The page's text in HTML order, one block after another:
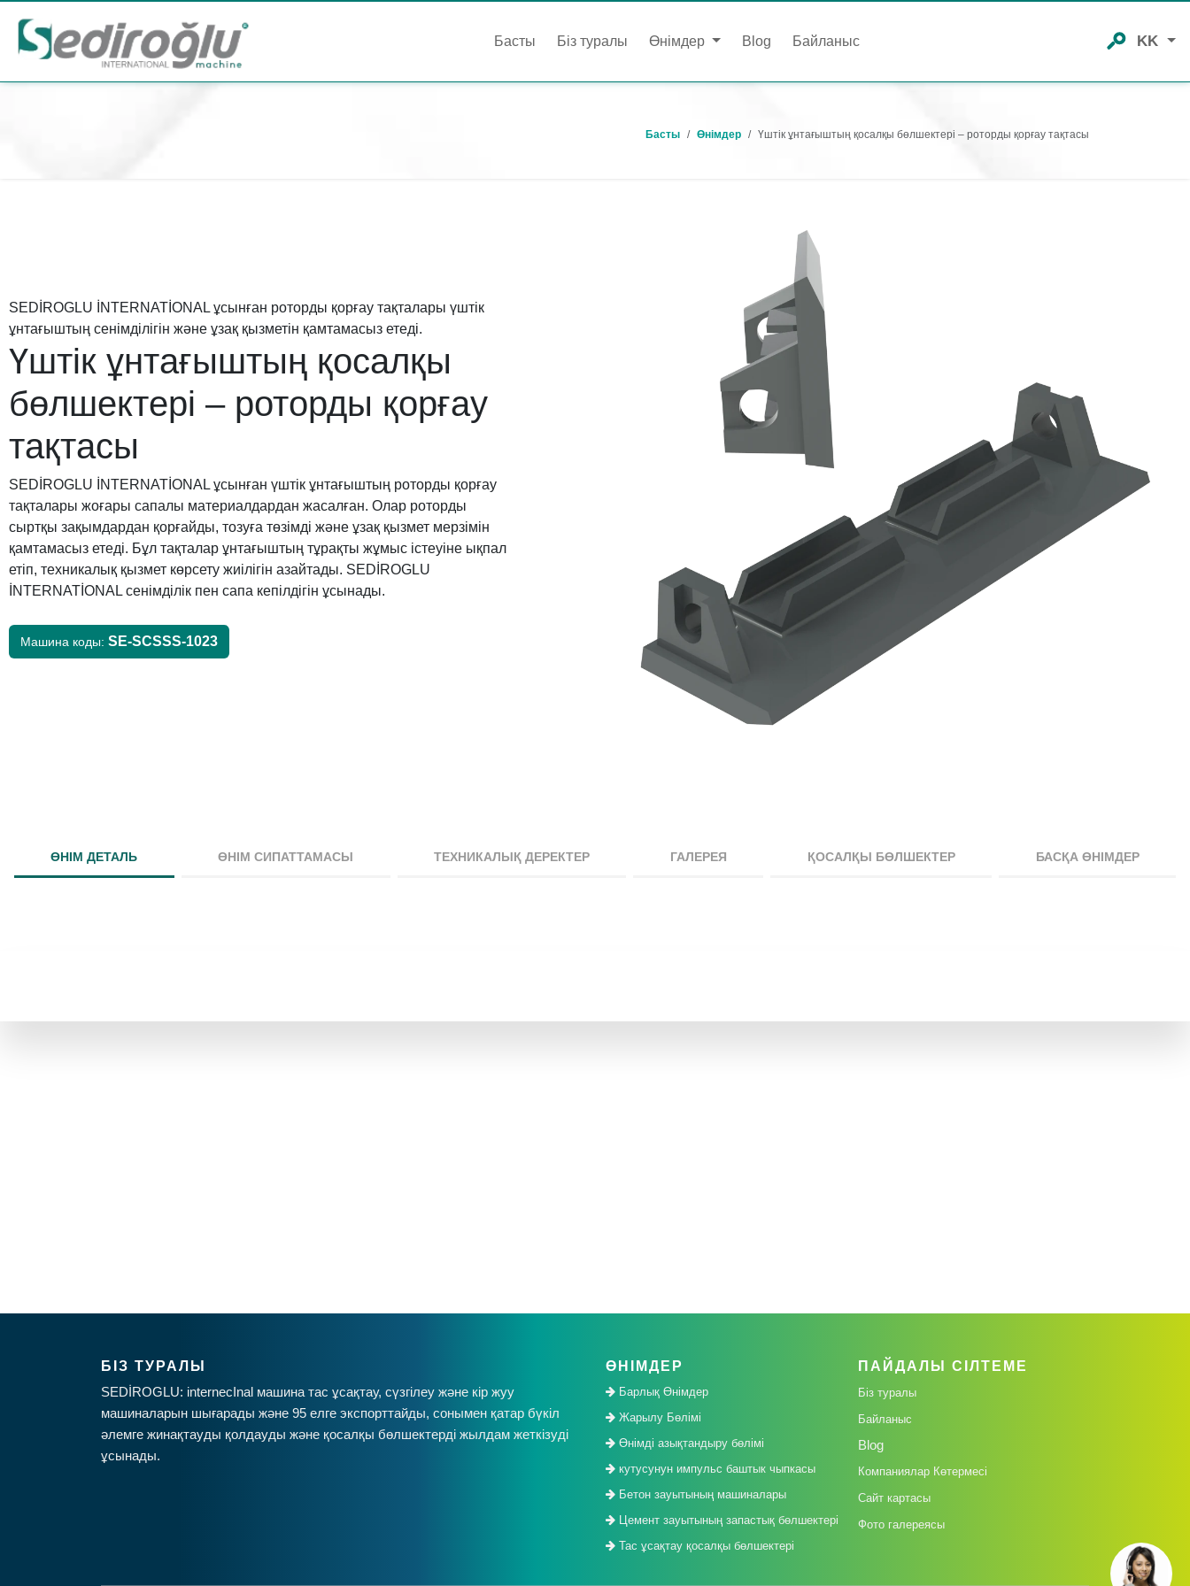
Басты Біз туралы Өнімдер Blog Байланыс KK
Басты Өнімдер Үштік ұнтағыштың қосалқы бөлшектері – роторды қорғау тақтасы
SEDİROGLU İNTERNATİONAL ұсынған роторды қорғау тақталары үштік
ұнтағыштың сенімділігін және ұзақ қызметін қамтамасыз етеді.
Үштік ұнтағыштың қосалқы
бөлшектері – роторды қорғау
тақтасы
SEDİROGLU İNTERNATİONAL ұсынған үштік ұнтағыштың роторды қорғау
тақталары жоғары сапалы материалдардан жасалған. Олар роторды
сыртқы зақымдардан қорғайды, тозуға төзімді және ұзақ қызмет мерзімін
қамтамасыз етеді. Бұл тақталар ұнтағыштың тұрақты жұмыс істеуіне ықпал
етіп, техникалық қызмет көрсету жиілігін азайтады. SEDİROGLU
İNTERNATİONAL сенімділік пен сапа кепілдігін ұсынады.
Машина коды: SE-SCSSS-1023
ӨНІМ ДЕТАЛЬ ӨНІМ СИПАТТАМАСЫ ТЕХНИКАЛЫҚ ДЕРЕКТЕР ГАЛЕРЕЯ ҚОСАЛҚЫ БӨЛШЕКТЕР БАСҚА ӨНІМДЕР
БІЗ ТУРАЛЫ
SEDİROGLU: internecInal машина тас ұсақтау, сүзгілеу және кір жуу
машиналарын шығарады және 95 елге экспорттайды, сонымен қатар бүкіл
әлемге жинақтауды қолдауды және қосалқы бөлшектерді жылдам жеткізуді
ұсынады.
ӨНІМДЕР
Барлық Өнімдер
Жарылу Бөлімі
Өнімді азықтандыру бөлімі
кутусунун импульс баштык чыпкасы
Бетон зауытының машиналары
Цемент зауытының запастық бөлшектері
Тас ұсақтау қосалқы бөлшектері
ПАЙДАЛЫ СІЛТЕМЕ
Біз туралы
Байланыс
Blog
Компаниялар Көтермесі
Сайт картасы
Фото галереясы